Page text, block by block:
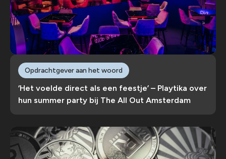
‘Het voelde direct als een feestje’ – Playtika over
hun summer party bij The All Out Amsterdam
Opdrachtgever aan het woord